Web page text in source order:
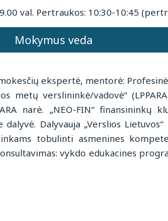
val. Pertraukos: 10:30-10:45
Mokymus veda
ekspertė, mentorė:
metų verslininkė/vadovė“
narė. „NEO-FIN“ finansininkų
Dalyvauja „Verslios
tobulinti asmenines
vykdo edukacines